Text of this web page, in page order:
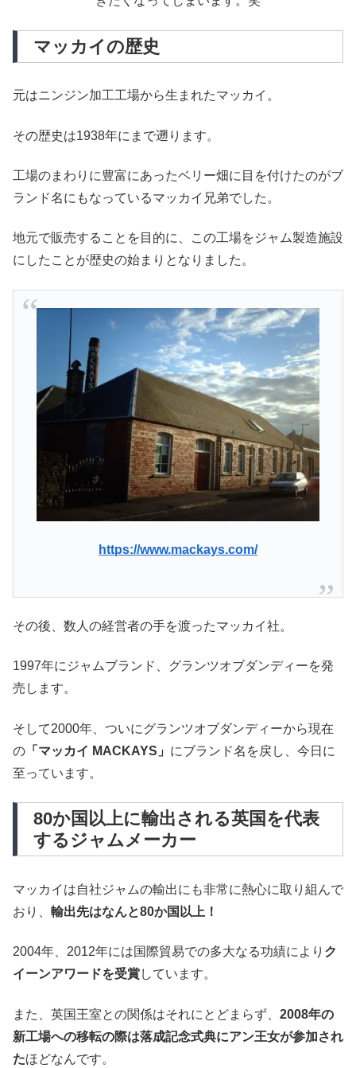
マッカイの歴史
元はニンジン加工工場から生まれたマッカイ。
その歴史は1938年にまで遡ります。
工場のまわりに豊富にあったベリー畑に目を付けたのがブ
ランド名にもなっているマッカイ兄弟でした。
地元で販売することを目的に、この工場をジャム製造施設
にしたことが歴史の始まりとなりました。
https://www.mackays.com/
その後、数人の経営者の手を渡ったマッカイ社。
1997年にジャムブランド、グランツオブダンディーを発
売します。
そして2000年、ついにグランツオブダンディーから現在
の 「マッカイ MACKAYS」 にブランド名を戻し、今日に
至っています。
80か国以上に輸出される英国を代表
するジャムメーカー
マッカイは自社ジャムの輸出にも非常に熱心に取り組んで
おり、 輸出先はなんと80か国以上！
2004年、2012年には国際貿易での多大なる功績により ク
イーンアワードを受賞しています。
また、英国王室との関係はそれにとどまらず、 2008年の
新工場への移転の際は落成記念式典にアン王女が参加され
たほどなんです。